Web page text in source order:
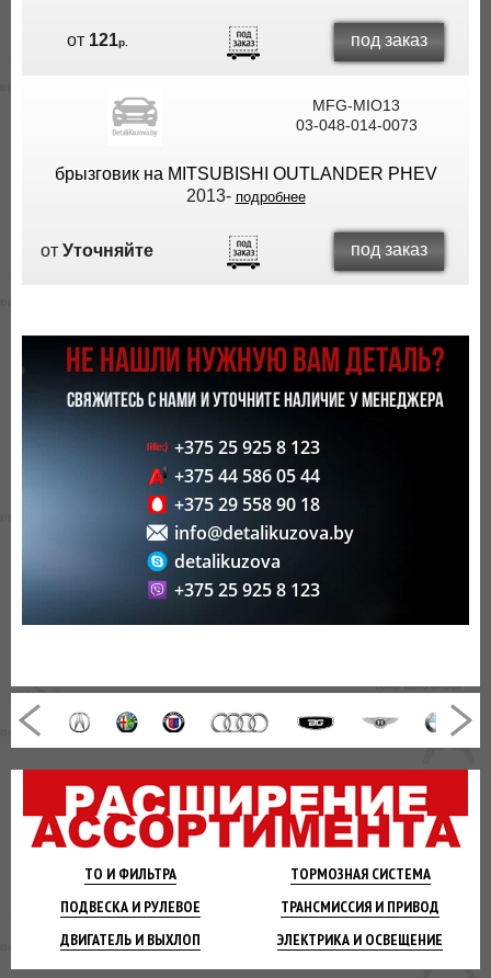
ТО И ФИЛЬТРА ТОРМОЗНАЯСИСТЕМА
ПОДВЕСКА И РУЛЕВОЕ ТРАНСМИССИЯ И ПРИВОД
ДВИГАТЕЛЬ И ВЫХЛОП ЭЛЕКТРИКА И ОСВЕЩЕНИЕ
от 121р. под заказ
MFG-MIO13
03-048-014-0073
брызговик на MITSUBISHI OUTLANDER PHEV
2013- подробнее
отУточняйте под заказ
НЕ НАШЛИ НУЖНУЮ ВАМ ДЕТАЛЬ?
СВЯЖИТЕСЬ С НАМИ И УТОЧНИТЕ НАЛИЧИЕ У МЕНЕДЖЕРА
+375 25 925 8 123
+375 44 586 05 44
+375 29 558 90 18
info@detalikuzova.by
detalikuzova
+375 25 925 8 123